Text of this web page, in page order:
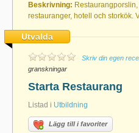
Beskrivning:
restauranger, hotell och storkök.
Utvalda
Skriv din egen
granskningar
Starta Restaurang
Listad i Utbildning
Lägg till i favoriter